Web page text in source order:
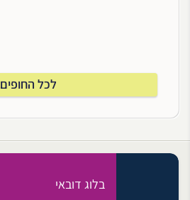
לכל החופים
בלוג דובאי